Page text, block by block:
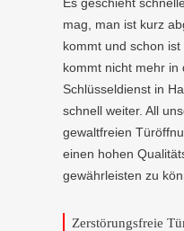
mag, man ist kurz
kommt und schon
kommt nicht mehr in
Schlüsseldienst in
schnell weiter. All
gewaltfreien
einen hohen
gewährleisten zu
Zerstörungsfreie